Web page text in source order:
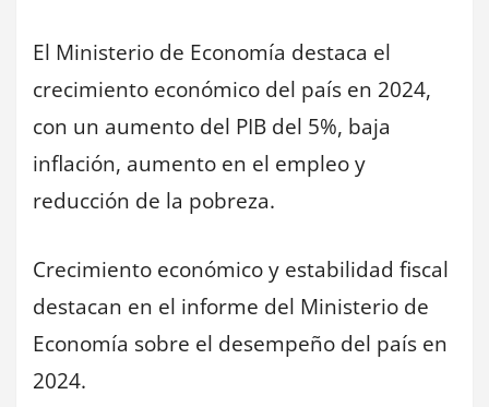
El Ministerio de Economía destaca el
crecimiento económico del país en 2024,
con un aumento del PIB del 5%, baja
inflación, aumento en el empleo y
reducción de la pobreza.
Crecimiento económico y estabilidad fiscal
destacan en el informe del Ministerio de
Economía sobre el desempeño del país en
2024.